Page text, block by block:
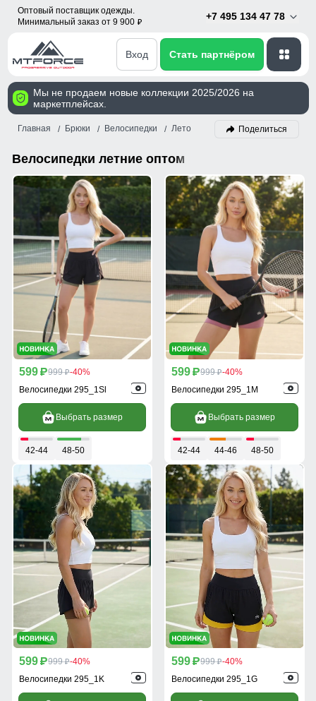
Оптовый поставщик одежды.
Минимальный заказ от 9 900 p
+7 495 134 47 78
Вход Стать партнёром
Мы не продаем новые коллекции 2025/2026 на
маркетплейсах.
Главная Брюки Велосипедки Лето Поделиться
Велосипедки летние оптом
599 p999 p-40%
Велосипедки 295_1Sl
Выбрать размер
42-44 48-50
599 p999 p-40%
Велосипедки 295_1M
Выбрать размер
42-44 44-46 48-50
599 p999 p-40%
Велосипедки 295_1K
599 p999 p-40%
Велосипедки 295_1G